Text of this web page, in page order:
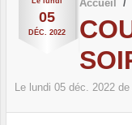
05
DÉC. 2022
Accueil
Le lundi 05 déc. 2022 de